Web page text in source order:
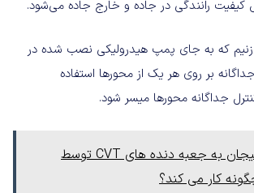
کیفیت رانندگی در جاده و خارج جاده می‌شود.
که به جای پمپ هیدرولیکی نصب شده در
بر روی هر یک از محورها استفاده
جداگانه محورها میسر شود.
تزریق هیجان به جعبه دنده های CVT توسط